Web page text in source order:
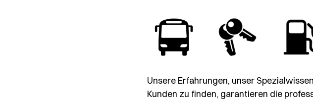
Unsere Erfahrungen, unser
Kunden zu finden, garantieren die